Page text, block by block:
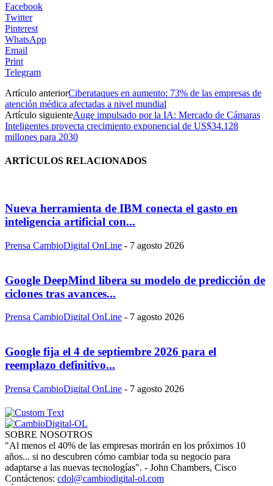
Facebook
Twitter
Pinterest
WhatsApp
Email
Print
Telegram
Artículo anteriorCiberataques en aumento: 73% de las empresas de
atención médica afectadas a nivel mundial
Artículo siguienteAuge impulsado por la IA: Mercado de Cámaras
Inteligentes proyecta crecimiento exponencial de US$34.128
millones para 2030
ARTÍCULOS RELACIONADOS
Nueva herramienta de IBM conecta el gasto en
inteligencia artificial con...
Prensa CambioDigital OnLine - 7 agosto 2026
Google DeepMind libera su modelo de predicción de
ciclones tras avances...
Prensa CambioDigital OnLine - 7 agosto 2026
Google fija el 4 de septiembre 2026 para el
reemplazo definitivo...
Prensa CambioDigital OnLine - 7 agosto 2026
SOBRE NOSOTROS
"Al menos el 40% de las empresas morirán en los próximos 10
años... si no descubren cómo cambiar toda su negocio para
adaptarse a las nuevas tecnologías". - John Chambers, Cisco
Contáctenos: cdol@cambiodigital-ol.com